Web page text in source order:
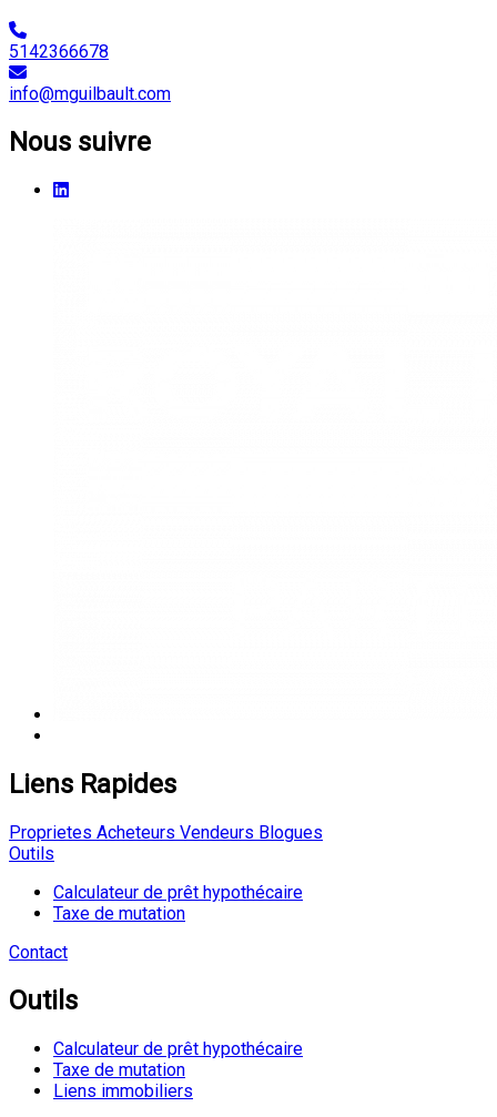
5142366678
info@mguilbault.com
Nous suivre
Liens Rapides
Proprietes Acheteurs Vendeurs Blogues
Outils
Calculateur de prêt hypothécaire
Taxe de mutation
Contact
Outils
Calculateur de prêt hypothécaire
Taxe de mutation
Liens immobiliers